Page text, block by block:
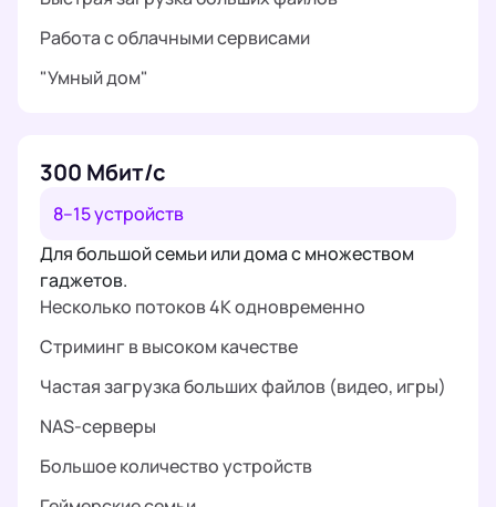
Работа с облачными сервисами
"Умный дом"
300 Мбит/с
8–15 устройств
Для большой семьи или дома с множеством
гаджетов.
Несколько потоков 4K одновременно
Стриминг в высоком качестве
Частая загрузка больших файлов (видео, игры)
NAS-серверы
Большое количество устройств